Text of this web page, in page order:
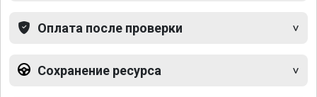
Оплата после проверки
Сохранение ресурса